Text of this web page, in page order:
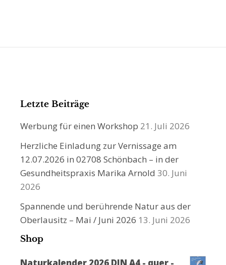
Letzte Beiträge
Werbung für einen Workshop 21. Juli 2026
Herzliche Einladung zur Vernissage am
12.07.2026 in 02708 Schönbach – in der
Gesundheitspraxis Marika Arnold 30. Juni
2026
Spannende und berührende Natur aus der
Oberlausitz – Mai / Juni 2026 13. Juni 2026
Shop